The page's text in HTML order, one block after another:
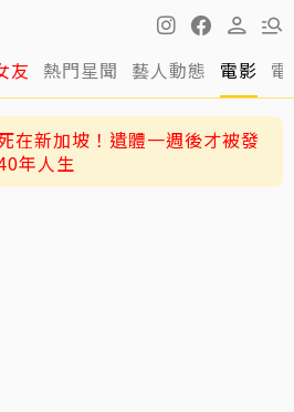
友 熱門星聞 藝人動態 電影
很臭」掀熱議！唐綺陽砸百萬
男平反